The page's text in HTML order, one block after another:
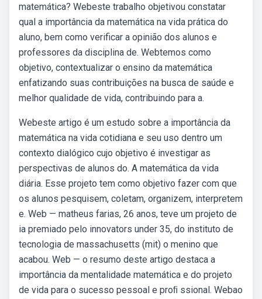
matemática? Webeste trabalho objetivou constatar
qual a importância da matemática na vida prática do
aluno, bem como verificar a opinião dos alunos e
professores da disciplina de. Webtemos como
objetivo, contextualizar o ensino da matemática
enfatizando suas contribuições na busca de saúde e
melhor qualidade de vida, contribuindo para a.
Webeste artigo é um estudo sobre a importância da
matemática na vida cotidiana e seu uso dentro um
contexto dialógico cujo objetivo é investigar as
perspectivas de alunos do. A matemática da vida
diária. Esse projeto tem como objetivo fazer com que
os alunos pesquisem, coletam, organizem, interpretem
e. Web — matheus farias, 26 anos, teve um projeto de
ia premiado pelo innovators under 35, do instituto de
tecnologia de massachusetts (mit) o menino que
acabou. Web — o resumo deste artigo destaca a
importância da mentalidade matemática e do projeto
de vida para o sucesso pessoal e proﬁ ssional. Webao